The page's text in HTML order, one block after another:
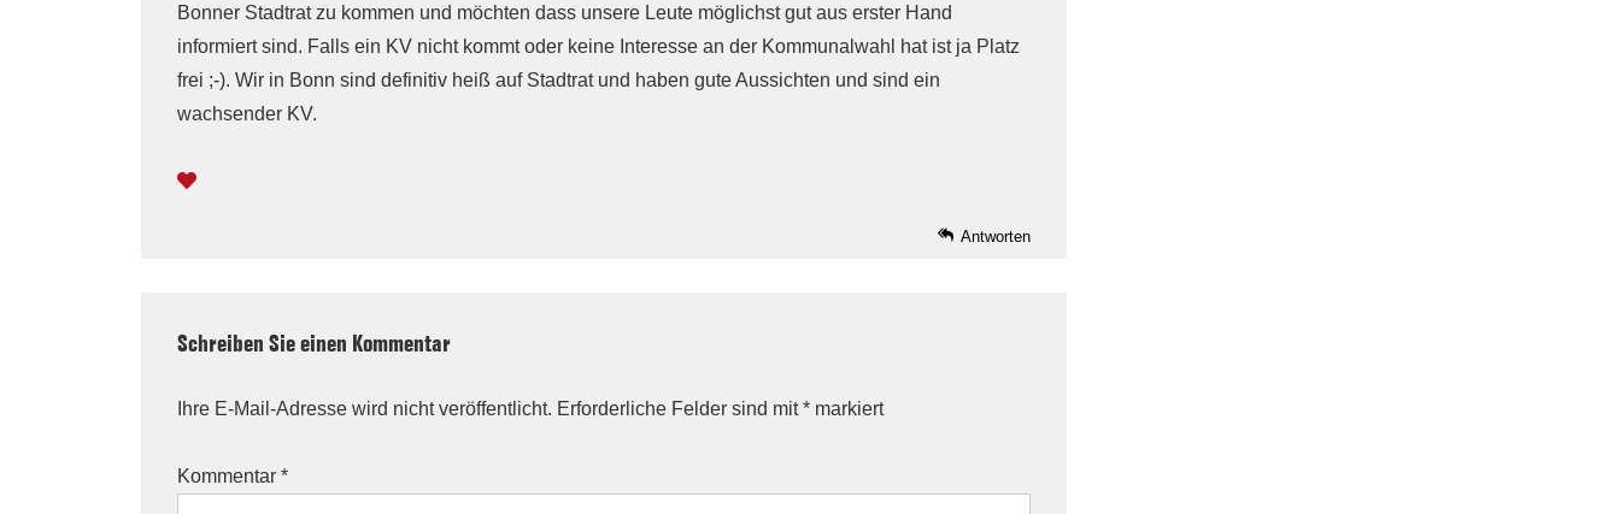
Bonner Stadtrat zu kommen und möchten dass unsere Leute möglichst gut aus erster Hand
informiert sind. Falls ein KV nicht kommt oder keine Interesse an der Kommunalwahl hat ist ja Platz
frei ;-). Wir in Bonn sind definitiv heiß auf Stadtrat und haben gute Aussichten und sind ein
wachsender KV.
Antworten
Schreiben Sie einen Kommentar
Ihre E-Mail-Adresse wird nicht veröffentlicht. Erforderliche Felder sind mit* markiert
Kommentar *